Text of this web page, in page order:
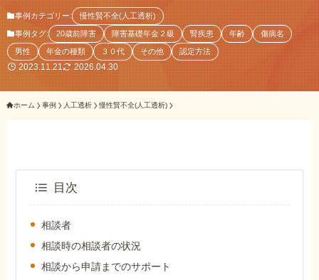
初回相談料0円・受給後報酬型
サポート料金について
県内 No.1 の豊富な知識と経験
ご相談事例をみる
非対面で申請できる
ホーム
事例カテゴリー: 慢性賢不全(人工透析)
事例タグ: 20歳前障害 障害基礎年金２級 腎疾患 年齢 傷病名
男性 年金の種類 ３０代 その他 認定方法
2023.11.21 2026.04.30
ホーム 事例 人工透析 慢性賢不全(人工透析)
目次
相談者
相談時の相談者の状況
相談から申請までのサポート